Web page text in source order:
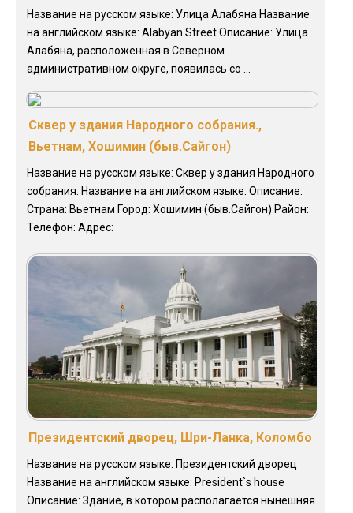
Название на русском языке: Улица Алабяна Название
на английском языке: Alabyan Street Описание: Улица
Алабяна, расположенная в Северном
административном округе, появилась со ...
Сквер у здания Народного собрания.,
Вьетнам, Хошимин (быв.Сайгон)
Название на русском языке: Сквер у здания Народного
собрания. Название на английском языке: Описание:
Страна: Вьетнам Город: Хошимин (быв.Сайгон) Район:
Телефон: Адрес:
Президентский дворец, Шри-Ланка, Коломбо
Название на русском языке: Президентский дворец
Название на английском языке: President`s house
Описание: Здание, в котором располагается нынешняя